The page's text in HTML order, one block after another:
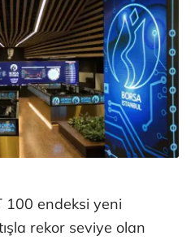
100 endeksi yeni
rekor seviye olan